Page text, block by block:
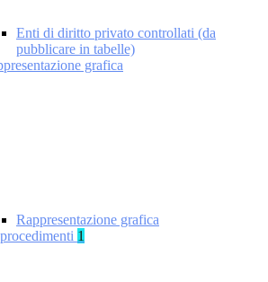
Enti di diritto privato controllati (da
pubblicare in tabelle)
grafica
Rappresentazione grafica
1